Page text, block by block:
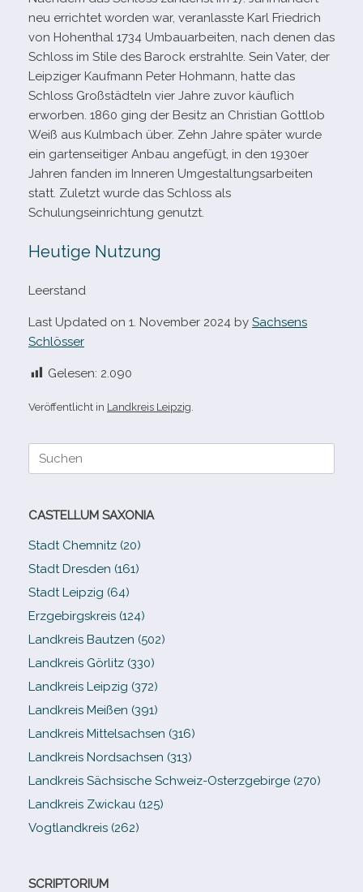
neu errich­tet wor­den war, ver­an­lasste Karl Friedrich
von Hohenthal 1734 Umbauarbeiten, nach denen das
Schloss im Stile des Barock erstrahlte. Sein Vater, der
Leipziger Kaufmann Peter Hohmann, hatte das
Schloss Großstädteln vier Jahre zuvor käuf­lich
erwor­ben. 1860 ging der Besitz an Christian Gottlob
Weiß aus Kulmbach über. Zehn Jahre spä­ter wurde
ein gar­ten­sei­ti­ger Anbau ange­fügt, in den 1930er
Jahren fan­den im Inneren Umgestaltungsarbeiten
statt. Zuletzt wurde das Schloss als
Schulungseinrichtung genutzt.
Heutige Nutzung
Leerstand
Last Updated on 1. November 2024 by Sachsens
Schlösser
Gelesen: 2.090
Veröffentlicht in Landkreis Leipzig
Suche
CASTELLUM SAXONIA
Stadt Chemnitz (20)
Stadt Dresden (161)
Stadt Leipzig (64)
Erzgebirgskreis (124)
Landkreis Bautzen (502)
Landkreis Görlitz (330)
Landkreis Leipzig (372)
Landkreis Meißen (391)
Landkreis Mittelsachsen (316)
Landkreis Nordsachsen (313)
Landkreis Sächsische Schweiz-​Osterzgebirge (270)
Landkreis Zwickau (125)
Vogtlandkreis (262)
SCRIPTORIUM